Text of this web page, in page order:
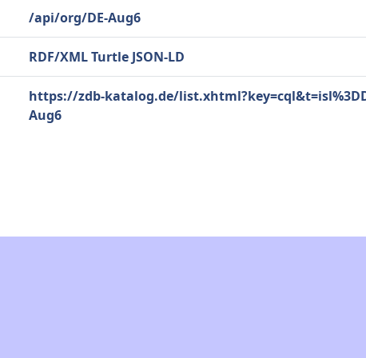
/api/org/DE-Aug6
RDF/XMLTurtle JSON-LD
https://zdb-katalog.de/
Aug6